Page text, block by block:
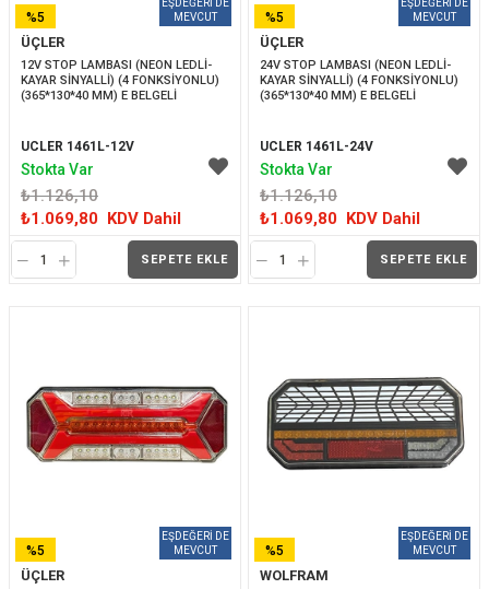
ÜÇLER
12V STOP LAMBASI (NEON LEDLİ-
KAYAR SİNYALLİ) (4 FONKSİYONLU)
(365*130*40 MM) E BELGELİ
UCLER 1461L-12V
₺1.126,10
₺1.069,80 KDV Dahil
SEPETE EKLE
%5
İNDIRIM
Stokta Var
ÜÇLER
24V STOP LAMBASI (NEON LEDLİ-
KAYAR SİNYALLİ) (4 FONKSİYONLU)
(365*130*40 MM) E BELGELİ
UCLER 1461L-24V
₺1.126,10
₺1.069,80 KDV Dahil
SEPETE EKLE
%5
İNDIRIM
Stokta Var
ÜÇLER
%5
İNDIRIM
WOLFRAM
%5
İNDIRIM